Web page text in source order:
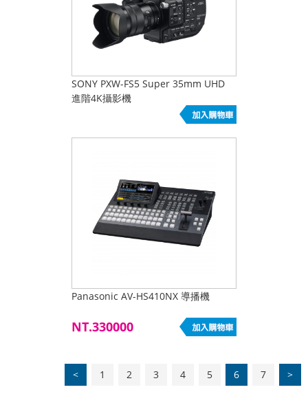
SONY PXW-FS5 Super 35mm UHD
進階4K攝影機
Panasonic AV-HS410NX 導播機
NT.330000
< 1 2 3 4 5 6 7 >